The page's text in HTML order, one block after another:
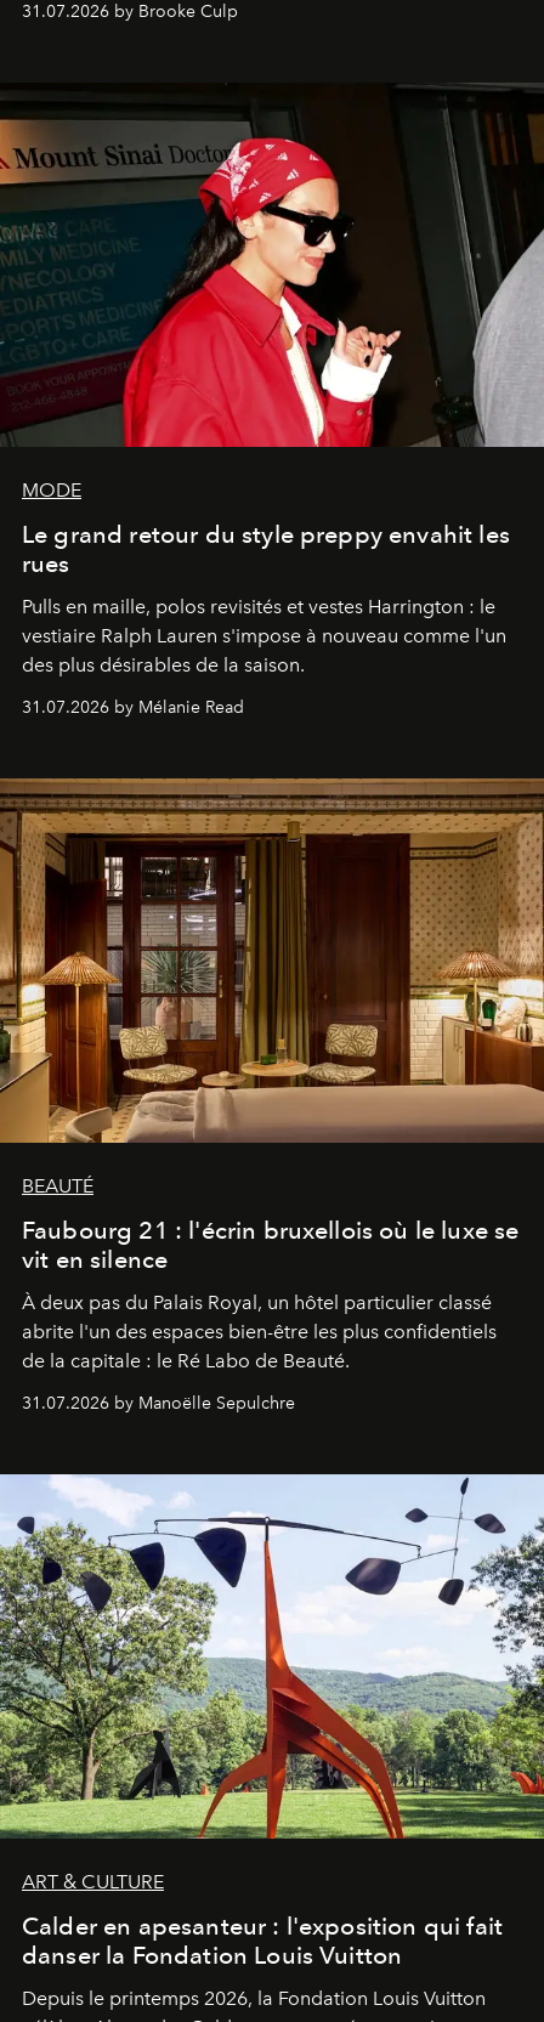
31.07.2026 by Brooke Culp
MODE
Le grand retour du style preppy envahit les
rues
Pulls en maille, polos revisités et vestes Harrington : le
vestiaire Ralph Lauren s'impose à nouveau comme l'un
des plus désirables de la saison.
31.07.2026 by Mélanie Read
BEAUTÉ
Faubourg 21 : l'écrin bruxellois où le luxe se
vit en silence
À deux pas du Palais Royal, un hôtel particulier classé
abrite l'un des espaces bien-être les plus confidentiels
de la capitale : le Ré Labo de Beauté.
31.07.2026 by Manoëlle Sepulchre
ART & CULTURE
Calder en apesanteur : l'exposition qui fait
danser la Fondation Louis Vuitton
Depuis le printemps 2026, la Fondation Louis Vuitton